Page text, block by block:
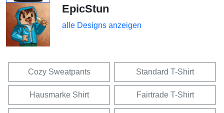
EpicStun
alle Designs anzeigen
Cozy Sweatpants Standard T-Shirt
Hausmarke Shirt Fairtrade T-Shirt